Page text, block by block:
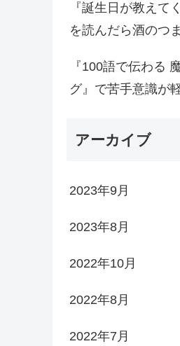
『誕生日が教えて
を読んだら酒のつ
『100語で伝わる
グ』で苦手意識が
アーカイブ
2023年9月
2023年8月
2022年10月
2022年8月
2022年7月